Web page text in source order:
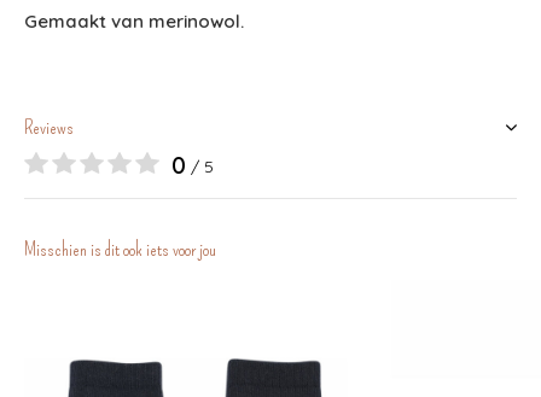
Gemaakt van merinowol.
Reviews
0 / 5
Misschien is dit ook iets voor jou